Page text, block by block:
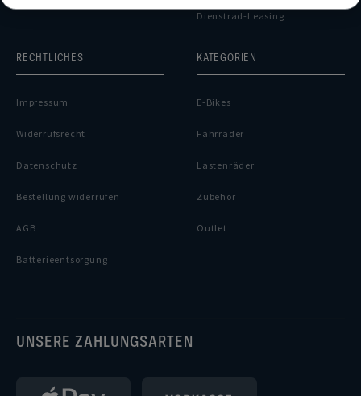
Dienstrad-Leasing
RECHTLICHES
Impressum
Widerrufsrecht
Datenschutz
Bestellung widerrufen
AGB
Batterieentsorgung
KATEGORIEN
E-Bikes
Fahrräder
Lastenräder
Zubehör
Outlet
UNSERE ZAHLUNGSARTEN